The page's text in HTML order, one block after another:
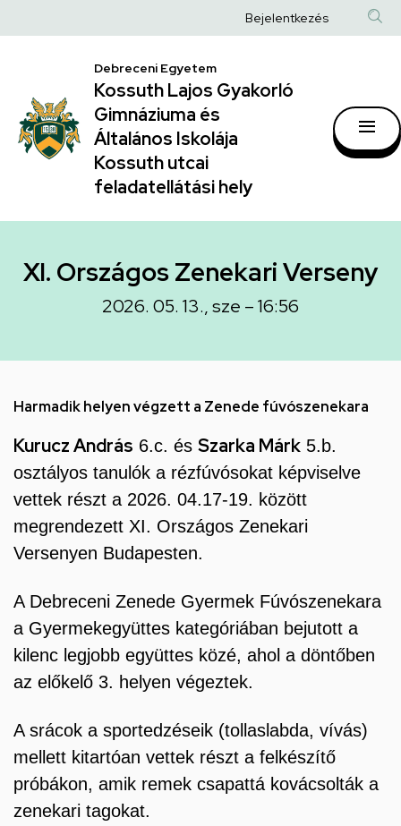
Országos
Zenekari
Verseny
Kossuth
Gyakorló
Gimnáziuma
és
Általános
utcai
feladatellátási
hely
a
Anonim
fiók
Bejelentkezés
Debreceni Egyetem
Kossuth Lajos Gyakorló
Gimnáziuma és
Általános Iskolája
Kossuth utcai
feladatellátási hely
XI. Országos Zenekari Verseny
2026. 05. 13., sze – 16:56
Harmadik helyen végzett a Zenede fúvószenekara
Kurucz András 6.c. és Szarka Márk 5.b.
osztályos tanulók a rézfúvósokat képviselve
vettek részt a 2026. 04.17-19. között
megrendezett XI. Országos Zenekari
Versenyen Budapesten.
A Debreceni Zenede Gyermek Fúvószenekara
a Gyermekegyüttes kategóriában bejutott a
kilenc legjobb együttes közé, ahol a döntőben
az előkelő 3. helyen végeztek.
A srácok a sportedzéseik (tollaslabda, vívás)
mellett kitartóan vettek részt a felkészítő
próbákon, amik remek csapattá kovácsolták a
zenekari tagokat.